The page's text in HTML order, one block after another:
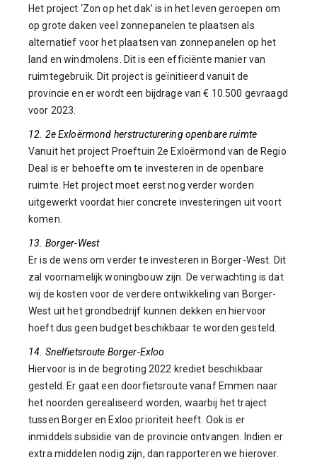
Het project ‘Zon op het dak’ is in het leven geroepen om
op grote daken veel zonnepanelen te plaatsen als
alternatief voor het plaatsen van zonnepanelen op het
land en windmolens. Dit is een efficiënte manier van
ruimtegebruik. Dit project is geïnitieerd vanuit de
provincie en er wordt een bijdrage van € 10.500 gevraagd
voor 2023.
12. 2e Exloërmond herstructurering openbare ruimte
Vanuit het project Proeftuin 2e Exloërmond van de Regio
Deal is er behoefte om te investeren in de openbare
ruimte. Het project moet eerst nog verder worden
uitgewerkt voordat hier concrete investeringen uit voort
komen.
13. Borger-West
Er is de wens om verder te investeren in Borger-West. Dit
zal voornamelijk woningbouw zijn. De verwachting is dat
wij de kosten voor de verdere ontwikkeling van Borger-
West uit het grondbedrijf kunnen dekken en hiervoor
hoeft dus geen budget beschikbaar te worden gesteld.
14. Snelfietsroute Borger-Exloo
Hiervoor is in de begroting 2022 krediet beschikbaar
gesteld. Er gaat een doorfietsroute vanaf Emmen naar
het noorden gerealiseerd worden, waarbij het traject
tussen Borger en Exloo prioriteit heeft. Ook is er
inmiddels subsidie van de provincie ontvangen. Indien er
extra middelen nodig zijn, dan rapporteren we hierover.